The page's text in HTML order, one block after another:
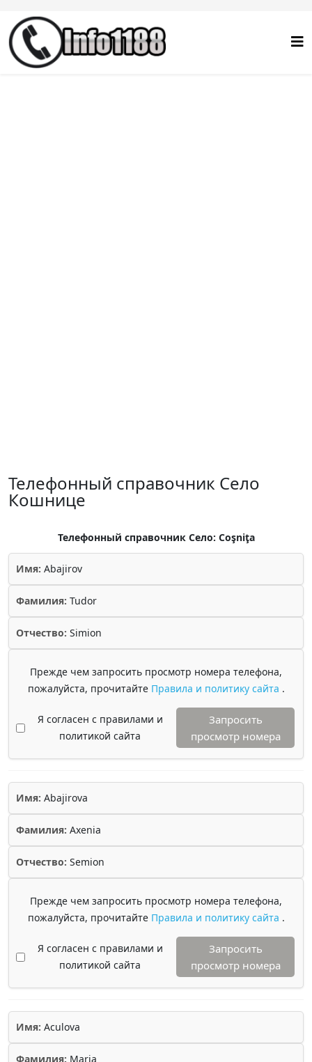
Телефонный справочник Село
Кошнице
Телефонный справочник Село: Coşniţa
Имя: Abajirov
Фамилия: Tudor
Отчество: Simion
Прежде чем запросить просмотр номера телефона,
пожалуйста, прочитайте Правила и политику сайта .
Я согласен с правилами и
политикой сайта
Запросить
просмотр номера
Имя: Abajirova
Фамилия: Axenia
Отчество: Semion
Прежде чем запросить просмотр номера телефона,
пожалуйста, прочитайте Правила и политику сайта .
Я согласен с правилами и
политикой сайта
Запросить
просмотр номера
Имя: Aculova
Фамилия: Maria